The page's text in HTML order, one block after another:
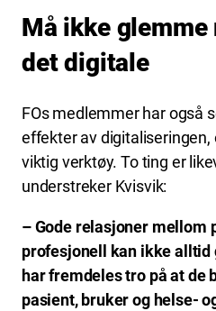
Må ikke
det digitale
FOs medlemmer har også
effekter av digitaliseringen,
viktig verktøy. To ting er
understreker Kvisvik:
– Gode relasjoner mellom
profesjonell kan ikke alltid
har fremdeles tro på at de
pasient, bruker og helse-